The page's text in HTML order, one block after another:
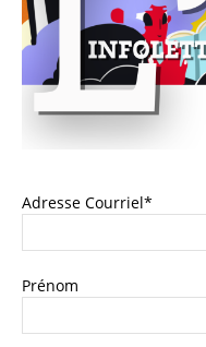
Adresse Courriel*
Prénom